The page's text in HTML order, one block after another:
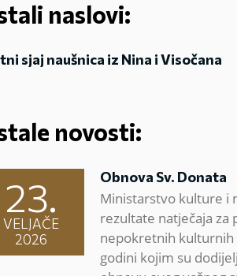
naslovi:
sjaj naušnica iz Nina i Visočana
novosti:
23.
VELJAČE
2026
Obnova Sv. Donata
Ministarstvo kulture i
rezultate natječaja za
nepokretnih kulturnih
godini kojim su